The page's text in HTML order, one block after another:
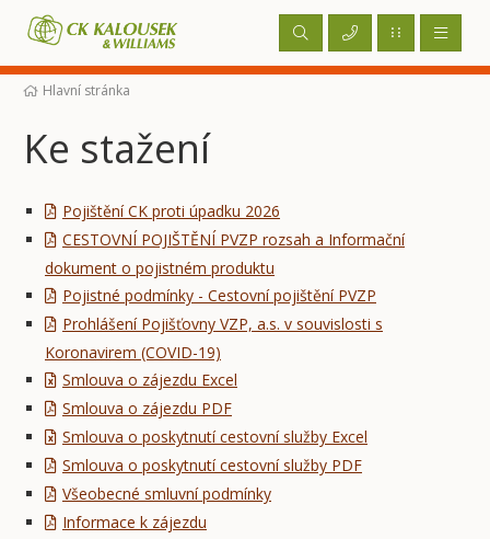
Hlavní stránka
Ke stažení
Pojištění CK proti úpadku 2026
CESTOVNÍ POJIŠTĚNÍ PVZP rozsah a Informační
dokument o pojistném produktu
Pojistné podmínky - Cestovní pojištění PVZP
Prohlášení Pojišťovny VZP, a.s. v souvislosti s
Koronavirem (COVID-19)
Smlouva o zájezdu Excel
Smlouva o zájezdu PDF
Smlouva o poskytnutí cestovní služby Excel
Smlouva o poskytnutí cestovní služby PDF
Všeobecné smluvní podmínky
Informace k zájezdu